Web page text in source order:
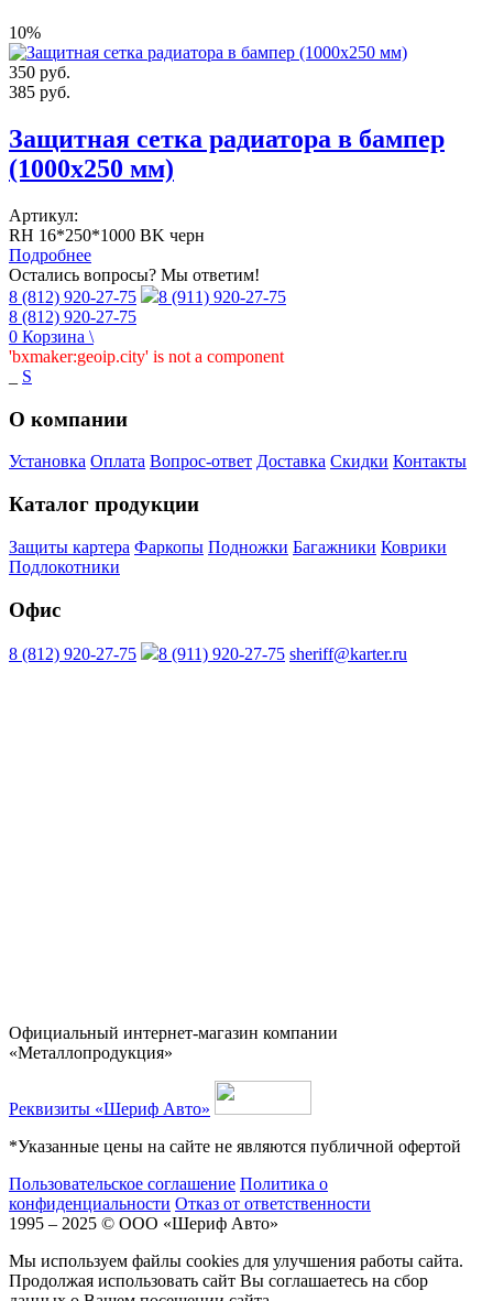
10%
350 руб.
385 руб.
Защитная сетка радиатора в бампер
(1000х250 мм)
Артикул:
RH 16*250*1000 BK черн
Подробнее
Остались вопросы? Мы ответим!
8 (812) 920-27-75
8 (911) 920-27-75
8 (812) 920-27-75
0 Корзина \
'bxmaker:geoip.city' is not a component
S
О компании
Установка Оплата Вопрос-ответ Доставка Скидки Контакты
Каталог продукции
Защиты картера Фаркопы Подножки Багажники Коврики
Подлокотники
Офис
8 (812) 920-27-75 8 (911) 920-27-75 sheriff@karter.ru
Официальный интернет-магазин компании
«Металлопродукция»
Реквизиты «Шериф Авто»
*Указанные цены на сайте не являются публичной офертой
Пользовательское соглашение Политика о
конфиденциальности Отказ от ответственности
1995 – 2025 © ООО «Шериф Авто»
Мы используем файлы cookies для улучшения работы сайта.
Продолжая использовать сайт Вы соглашаетесь на сбор